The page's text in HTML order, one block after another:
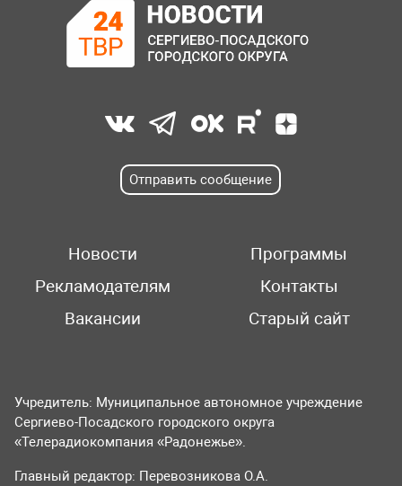
Отправить сообщение
Новости
Программы
Рекламодателям
Контакты
Вакансии
Старый сайт
Учредитель: Муниципальное автономное учреждение
Сергиево-Посадского городского округа
«Телерадиокомпания «Радонежье».
Главный редактор: Перевозникова О.А.